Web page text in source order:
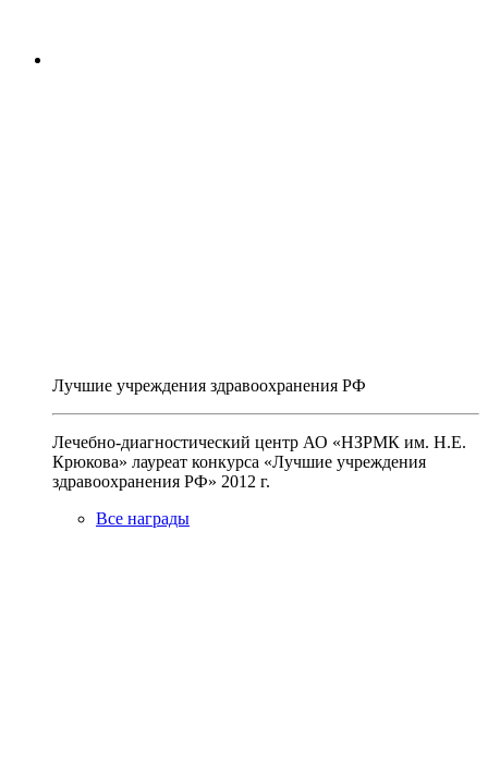
Лучшие учреждения здравоохранения РФ
Лечебно-диагностический центр АО «НЗРМК им. Н.Е.
Крюкова» лауреат конкурса «Лучшие учреждения
здравоохранения РФ» 2012 г.
Все награды